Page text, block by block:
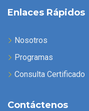
Enlaces Rápidos
Nosotros
Programas
Consulta Certificado
Contáctenos